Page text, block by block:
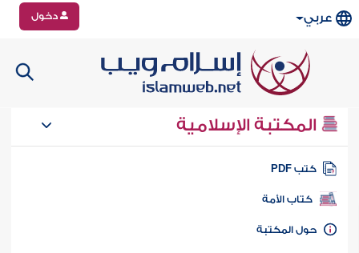
عربي دخول
المكتبة الإسلامية
كتب PDF
كتاب الأمة